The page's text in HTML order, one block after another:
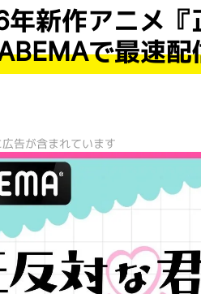
新作アニメ『
で最速配
告が含まれています